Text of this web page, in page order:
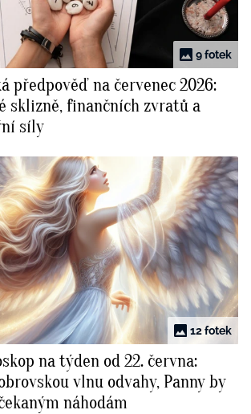
9 fotek
předpověď na červenec 2026:
sklizně, finančních zvratů a
síly
12 fotek
na týden od 22. června:
vlnu odvahy, Panny by
náhodám